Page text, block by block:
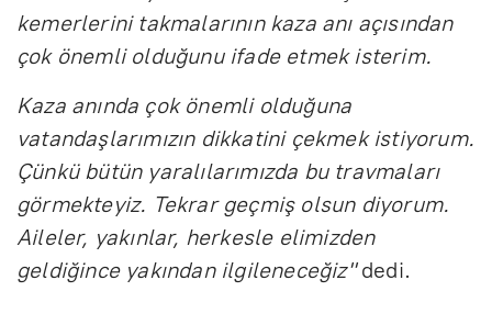
kemerlerini takmalarının kaza anı açısından
çok önemli olduğunu ifade etmek isterim.
Kaza anında çok önemli olduğuna
vatandaşlarımızın dikkatini çekmek istiyorum.
Çünkü bütün yaralılarımızda bu travmaları
görmekteyiz. Tekrar geçmiş olsun diyorum.
Aileler, yakınlar, herkesle elimizden
geldiğince yakından ilgileneceğiz"dedi.